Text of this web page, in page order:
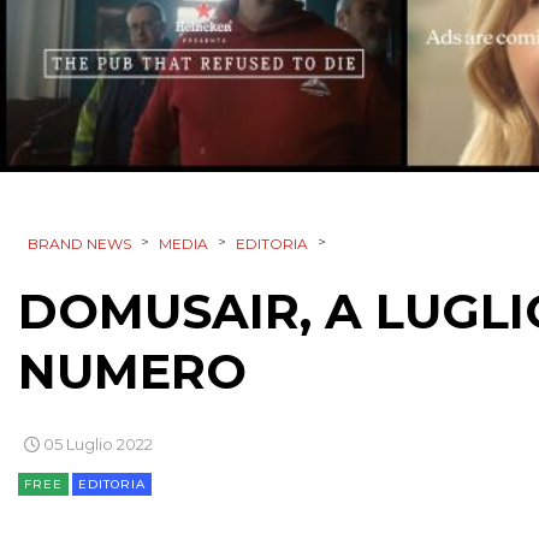
BRAND NEWS > MEDIA > EDITORIA >
DOMUSAIR, A
NUMERO
05 Luglio 2022
FREE EDITORIA